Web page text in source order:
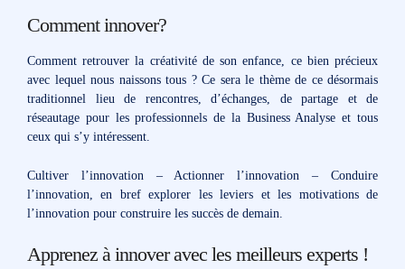
Comment innover?
Comment retrouver la créativité de son enfance, ce bien précieux
avec lequel nous naissons tous ? Ce sera le thème de ce désormais
traditionnel lieu de rencontres, d’échanges, de partage et de
réseautage pour les professionnels de la Business Analyse et tous
ceux qui s’y intéressent.
Cultiver l’innovation – Actionner l’innovation – Conduire
l’innovation, en bref explorer les leviers et les motivations de
l’innovation pour construire les succès de demain.
Apprenez à innover avec les meilleurs experts !